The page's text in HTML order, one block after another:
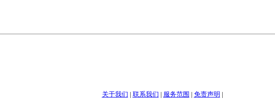
关于我们 | 联系我们 | 服务范围 | 免责声明 |